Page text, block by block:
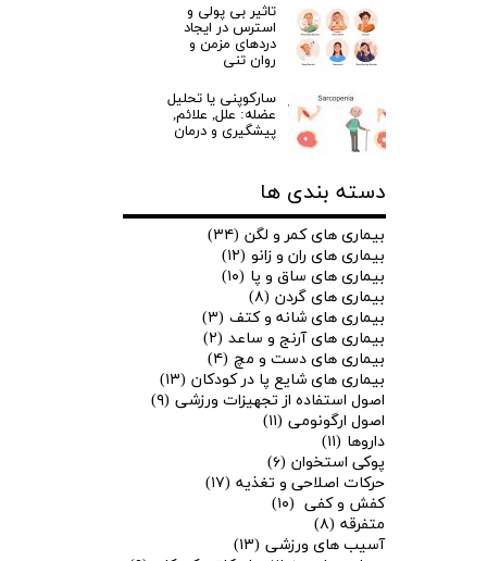
تاثیر بی پولی و
استرس در ایجاد
دردهای مزمن و
روان تنی
سارکوپنی یا تحلیل
عضله: علل, علائم,
پیشگیری و درمان
دسته بندی ها
بیماری های کمر و لگن (۳۴)
بیماری های ران و زانو (۱۲)
بیماری های ساق و پا (۱۰)
بیماری های گردن (۸)
بیماری های شانه و کتف (۳)
بیماری های آرنج و ساعد (۲)
بیماری های دست و مچ (۴)
بیماری های شایع پا در کودکان (۱۳)
اصول استفاده از تجهیزات ورزشی (۹)
اصول ارگونومی (۱۱)
داروها (۱۱)
پوکی استخوان (۶)
حرکات اصلاحی و تغذیه (۱۷)
کفش و کفی (۱۰)
متفرقه (۸)
آسیب های ورزشی (۱۳)